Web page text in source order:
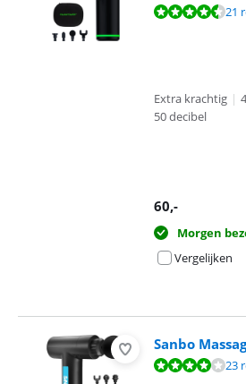
Beoordeling is 8,9 van de 10, gebaseerd op
21
Extra krachtig |
50 decibel
60,-
Morgen
Vergelijken
Sanbo
Beoordeling is 8,2 van de 10, gebaseerd op
23